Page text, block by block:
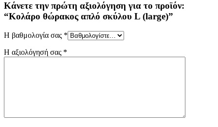
Κάνετε την πρώτη αξιολόγηση για το προϊόν:
“Κολάρο θώρακος απλό σκύλου L (large)”
Η βαθμολογία σας *
Η αξιολόγησή σας *